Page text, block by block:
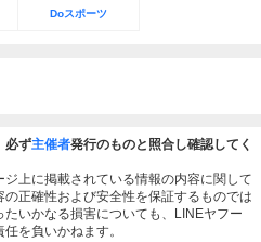
Doスポーツ
必ず主催者発行のものと照合し確認してく
上に掲載されている情報の内容に関して
正確性および安全性を保証するものでは
いかなる損害についても、LINEヤフー
を負いかねます。